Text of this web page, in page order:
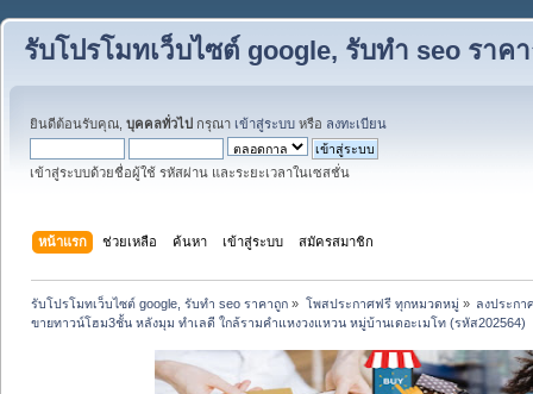
รับโปรโมทเว็บไซต์ google, รับทำ seo ราค
ยินดีต้อนรับคุณ, บุคคลทั่วไป กรุณา เข้าสู่ระบบ หรือ ลงทะเบียน
เข้าสู่ระบบด้วยชื่อผู้ใช้ รหัสผ่าน และระยะเวลาในเซสชั่น
หน้าแรก ช่วยเหลือ ค้นหา เข้าสู่ระบบ สมัครสมาชิก
รับโปรโมทเว็บไซต์ google, รับทำ seo ราคาถูก » โพสประกาศฟรี ทุกหมวดหมู่» ลงประกา
ขายทาวน์โฮม3ชั้น หลังมุม ทำเลดี ใกล้รามคำแหงวงแหวน หมู่บ้านเดอะเมโท (รหัส202564)